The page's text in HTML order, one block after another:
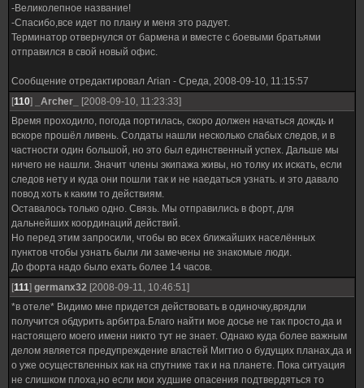
-Великолепное название!
-Спасибо,все идет по плану и меня это радует.
Терминатор отвернулся от бармена и вместе с боевыми братьями
отправился в свой новый офис.
Сообщение отредактировал Arian - Среда, 2008-09-10, 11:15:57
[110] _Archer_
[2008-09-10, 11:23:33]
Время проходило, погода портилась, скоро должен начаться дождь и
вскоре прошёл ливень. Солдаты нашли несколько слабых следов, и в
частности один большой, но это был единственный успех. Дальше мы
ничего не нашли. Значит члены экипажа живы, но толку их искать, если
следов нету и куда они пошли так и не наедаться узнать. и это давало
повод хоть к каким то действиям.
Оставалось только одно. Связь. Мы отправились в форт, для
дальнейших координаций действий.
Но перед этим запросили, чтобы во всех ближайших населённых
пунктов чтобы узнать были ли замечены не знакомые люди.
До форта надо было ехать более 14 часов.
[111] germanx32 [2008-09-11, 10:46:51]
*в отеле* Видимо мне придется действовать в одиночку,врядли
получится обдурить арбитра.Благо найти мое досье не так просто,да и
настоящего моего имени никто тут не знает. Однако куда более важным
делом является предупреждение властей Мигтио о будущих планах,да и
о уже осуществленных как на спутнике так и на планете. Пока ситуация
не слишком плоха,но если мои худшие опасения подтвердяться то